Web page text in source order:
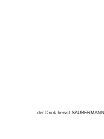
der Drink heisst SAUBERMANN